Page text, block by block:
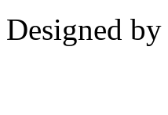
Designed by